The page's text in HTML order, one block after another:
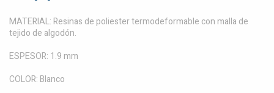
MATERIAL: Resinas de poliester termodeformable con malla de
tejido de algodón.
ESPESOR: 1.9 mm
COLOR: Blanco